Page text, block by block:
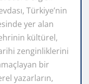
Türkiye’nin
yer alan
kültürel,
zenginliklerini
bir
yazarların,